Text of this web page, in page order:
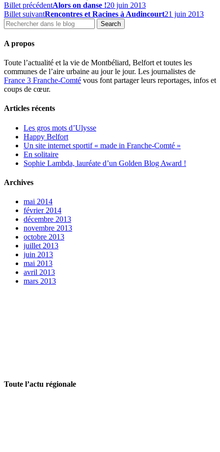
Billet précédentAlors on danse !20 juin 2013
Billet suivantRencontres et Racines à Audincourt21 juin 2013
A propos
Toute l’actualité et la vie de Montbéliard, Belfort et toutes les
communes de l’aire urbaine au jour le jour. Les journalistes de
France 3 Franche-Comté vous font partager leurs reportages, infos et
coups de cœur.
Articles récents
Les gros mots d’Ulysse
Happy Belfort
Un site internet sportif « made in Franche-Comté »
En solitaire
Sophie Lambda, lauréate d’un Golden Blog Award !
Archives
mai 2014
février 2014
décembre 2013
novembre 2013
octobre 2013
juillet 2013
juin 2013
mai 2013
avril 2013
mars 2013
Toute l’actu régionale